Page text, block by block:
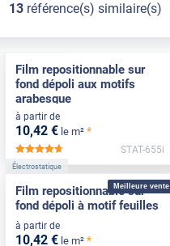
13référence(s) similaire(s)
Film repositionnable sur
fond dépoli aux motifs
arabesque
à partir de
10,42 € le m² *
*****
STAT-655i
Meilleure vente
Électrostatique
Film repositionnable sur
fond dépoli à motif feuilles
à partir de
10,42 € le m² *